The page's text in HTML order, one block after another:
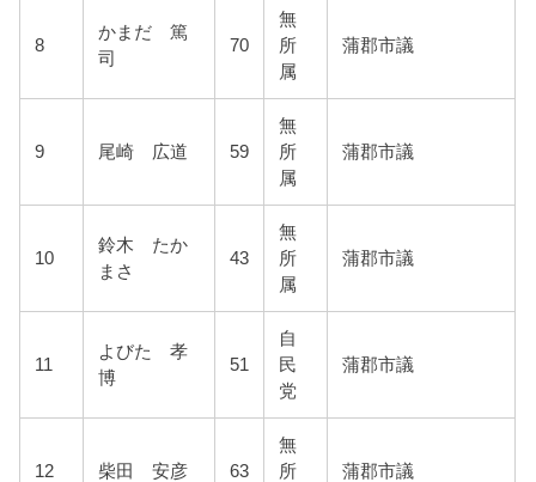
8
かまだ 篤
司
70
無
所
属
蒲郡市議
9 尾崎 広道 59
無
所
属
蒲郡市議
10
鈴木 たか
まさ
43
無
所
属
蒲郡市議
11
よびた 孝
博
51
自
民
党
蒲郡市議
12 柴田 安彦 63
無
所
蒲郡市議